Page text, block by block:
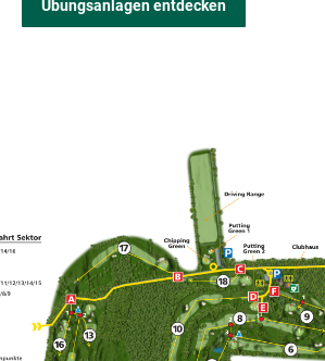
Übungsanlagen entdecken